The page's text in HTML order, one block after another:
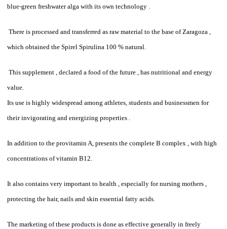
blue-green freshwater alga with its own technology .
There is processed and transferred as raw material to the base of Zaragoza ,
which obtained the Spirel Spirulina 100 % natural.
This supplement , declared a food of the future , has nutritional and energy
value.
Its use is highly widespread among athletes, students and businessmen for
their invigorating and energizing properties .
In addition to the provitamin A, presents the complete B complex , with high
concentrations of vitamin B12.
It also contains very important to health , especially for nursing mothers ,
protecting the hair, nails and skin essential fatty acids.
The marketing of these products is done as effective generally in freely